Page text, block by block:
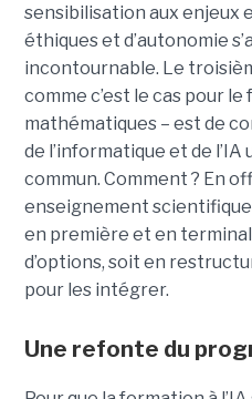
sensibilisation aux enjeux
éthiques et d’autonomie
incontournable. Le
comme c’est le cas pour
mathématiques – est de
de l’informatique et de
commun. Comment ? En
enseignement
en première et en
d’options, soit en
pour les intégrer.
Une refonte du